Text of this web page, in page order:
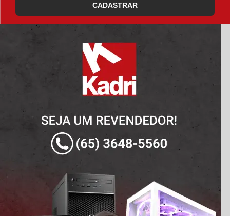
CADASTRAR